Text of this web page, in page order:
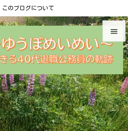


メニュ

サイド

前へ

このブログについて
めいめい企画オンラインショップ
Facebook RSS Feedly